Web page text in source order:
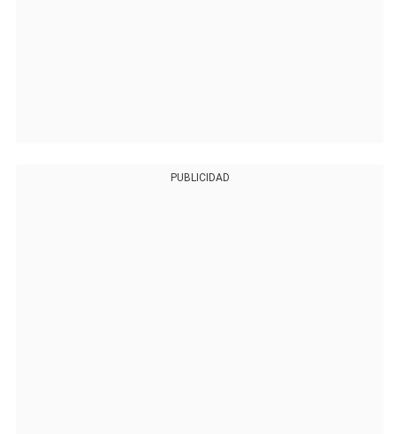
PUBLICIDAD